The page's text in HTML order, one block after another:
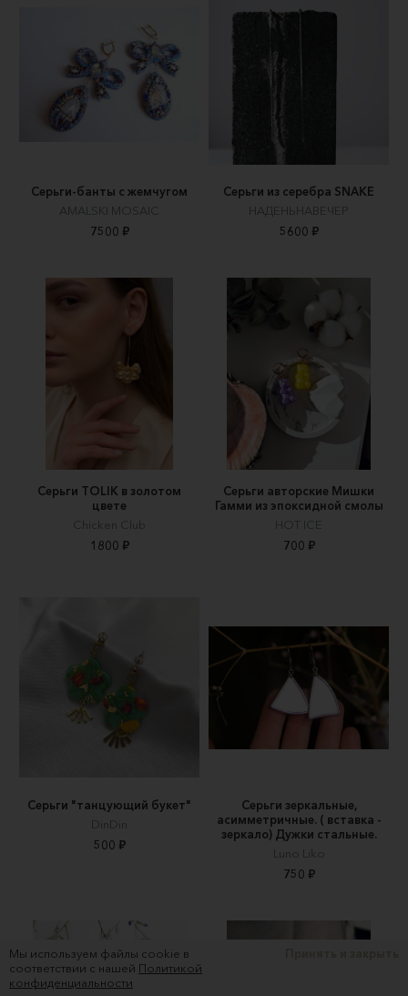
Серьги-банты с жемчугом
AMALSKI MOSAIC
7500 ₽
Серьги из серебра SNAKE
НАДЕНЬНАВЕЧЕР
5600 ₽
Серьги TOLIK в золотом
цвете
Chicken Club
1800 ₽
Серьги авторские Мишки
Гамми из эпоксидной смолы
HOT ICE
700 ₽
Серьги "танцующий букет"
DinDin
500 ₽
Серьги зеркальные,
асимметричные. ( вставка -
зеркало) Дужки стальные.
Luno Liko
750 ₽
Мы используем файлы cookie в
соответствии с нашей Политикой
конфиденциальности